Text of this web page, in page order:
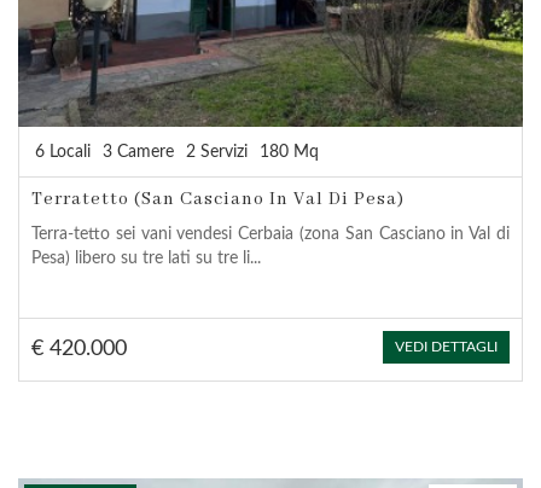
6 Locali 3 Camere 2 Servizi 180 Mq
Terratetto (San Casciano In Val Di Pesa)
Terra-tetto sei vani vendesi Cerbaia (zona San Casciano in Val di
Pesa) libero su tre lati su tre li...
€ 420.000 VEDI DETTAGLI